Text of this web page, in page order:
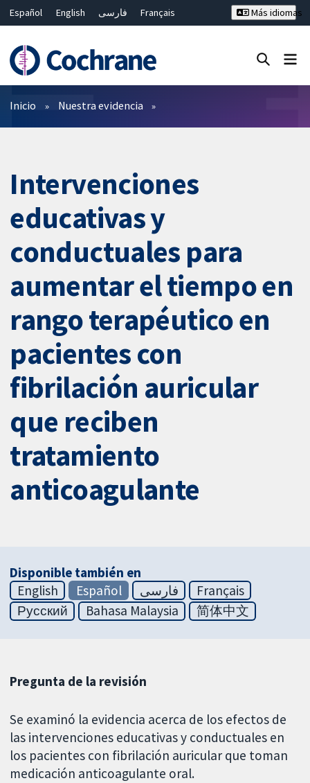
Español English فارسی
Français
Bahasa Malaysia
ไทย 繁體中文
Más idiomas
Filtros
Inicio Nuestra evidencia
Intervenciones
educativas y
conductuales para
aumentar el tiempo en
rango terapéutico en
pacientes con
fibrilación auricular
que reciben
tratamiento
anticoagulante
Disponible también en
English
Español فارسی
Français
Русский
Bahasa Malaysia 简体中文
Pregunta de la revisión
Se examinó la evidencia acerca de los efectos de
las intervenciones educativas y conductuales en
los pacientes con fibrilación auricular que toman
medicación anticoagulante oral.